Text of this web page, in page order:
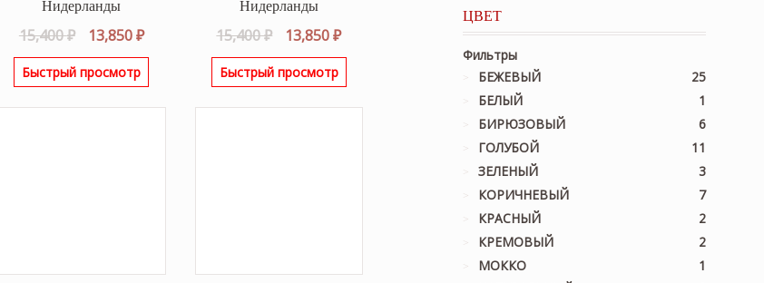
Нидерланды
15,400₽
Первоначальная
цена
составляла
13,850₽Текущая
цена:
Быстрый просмотр
Нидерланды
15,400₽
Первоначальная
цена
составляла
13,850₽Текущая
цена:
Быстрый просмотр
ЦВЕТ
Фильтры
БЕЖЕВЫЙ
25
БЕЛЫЙ
1
БИРЮЗОВЫЙ
6
ГОЛУБОЙ
11
ЗЕЛЕНЫЙ
3
КОРИЧНЕВЫЙ
7
КРАСНЫЙ
2
КРЕМОВЫЙ
2
МОККО
1